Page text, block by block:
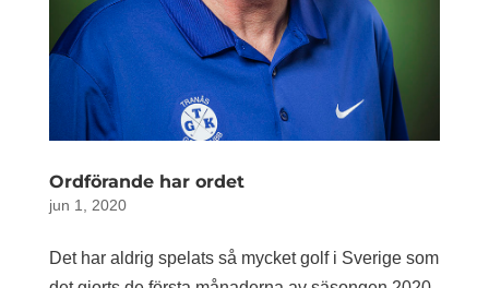
Ordförande har ordet
jun 1, 2020
Det har aldrig spelats så mycket golf i Sverige som